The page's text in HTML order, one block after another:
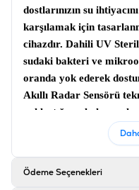
dostlarınızın su
karşılamak için
cihazdır. Dahili UV
sudaki bakteri ve
oranda yok ederek
Akıllı Radar Sensörü
yaklaştığını
suyun tazeliğini korur
Patentli kablosuz
mekanizması tüy, toz ve
Ödeme Seçenekleri